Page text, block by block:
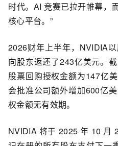
时代。AI 竞赛已拉开帷幕，
核心平台。”
2026财年上半年，NVIDIA
向股东返还了243亿美元。
股票回购授权金额为147亿
会批准公司额外增加600亿
权金额无有效期。
NVIDIA 将于 2025 年 10 月